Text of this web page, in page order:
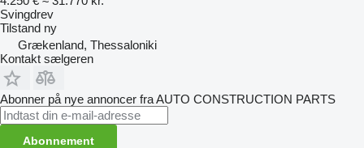
Svingdrev
Tilstand ny
Grækenland, Thessaloniki
Kontakt sælgeren
Abonner på nye annoncer fra AUTO CONSTRUCTION PARTS
Abonnement